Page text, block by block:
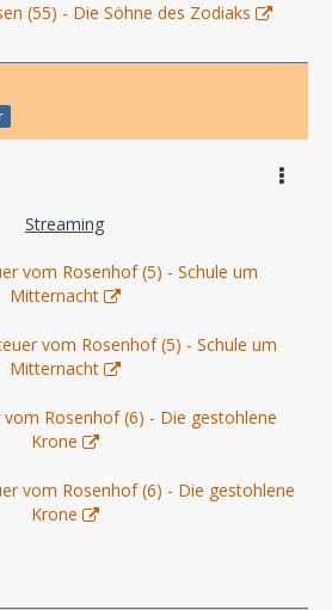
(55) - Die Söhne des Zodiaks
Streaming
vom Rosenhof (5) - Schule um
Mitternacht
vom Rosenhof (5) - Schule um
Mitternacht
Rosenhof (6) - Die gestohlene
Krone
vom Rosenhof (6) - Die gestohlene
Krone